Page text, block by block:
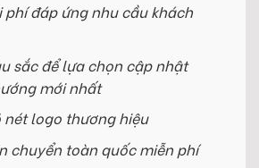
phí đáp ứng nhu cầu khách
sắc để lựa chọn cập nhật
mới nhất
nét logo thương hiệu
chuyển toàn quốc miễn phí